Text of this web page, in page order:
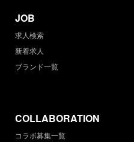
JOB
求人検索
新着求人
ブランド一覧
COLLABORATION
コラボ募集一覧